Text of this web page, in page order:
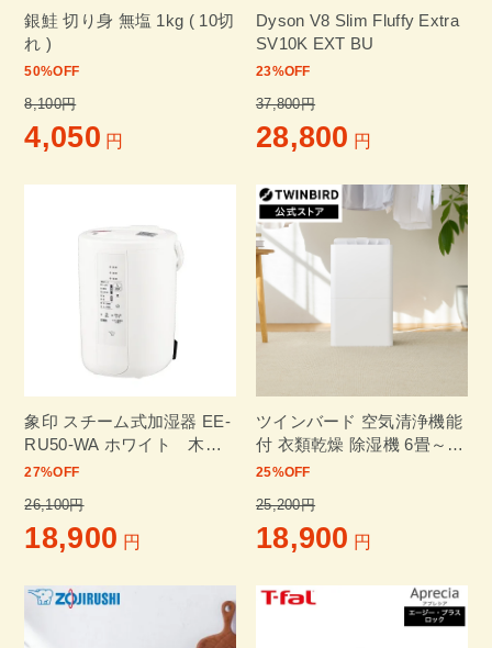
銀鮭 切り身 無塩 1kg ( 10切
れ )
50%OFF
8,100円
4,050 円
Dyson V8 Slim Fluffy Extra
SV10K EXT BU
23%OFF
37,800円
28,800 円
象印 スチーム式加湿器 EE-
RU50-WA ホワイト 木造
和室～8畳 プレハブ洋室～
27%OFF
26,100円
18,900 円
ツインバード 空気清浄機能
付 衣類乾燥 除湿機 6畳～
タイマー付 コンプレッサー
E956W
25%OFF
25,200円
18,900 円